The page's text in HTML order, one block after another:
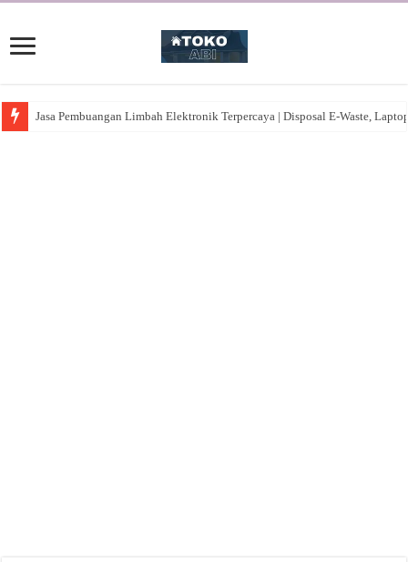
Jasa Pembuangan Limbah Elektronik Terpercaya | Disposal E-Waste,